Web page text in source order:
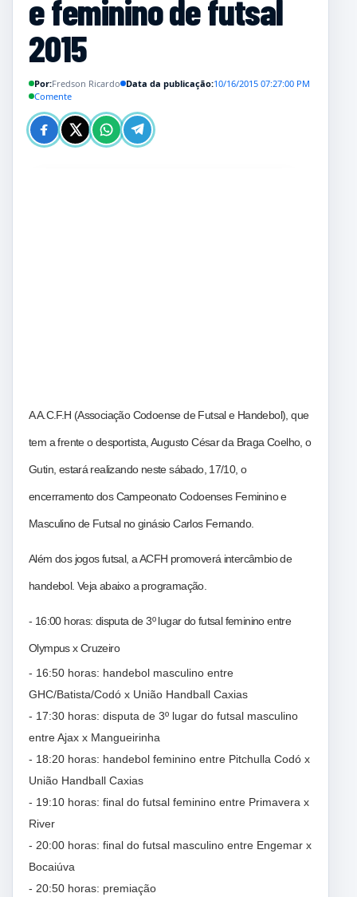
e feminino de futsal
2015
Por:Fredson Ricardo Data da publicação:10/16/2015 07:27:00 PM
Comente
A A.C.F.H (Associação Codoense de Futsal e Handebol), que
tem a frente o desportista, Augusto César da Braga Coelho, o
Gutin, estará realizando neste sábado, 17/10, o
encerramento dos Campeonato Codoenses Feminino e
Masculino de Futsal no ginásio Carlos Fernando.
Além dos jogos futsal, a ACFH promoverá intercâmbio de
handebol. Veja abaixo a programação.
- 16:00 horas: disputa de 3º lugar do futsal feminino entre
Olympus x Cruzeiro
- 16:50 horas: handebol masculino entre
GHC/Batista/Codó x União Handball Caxias
- 17:30 horas: disputa de 3º lugar do futsal masculino
entre Ajax x Mangueirinha
- 18:20 horas: handebol feminino entre Pitchulla Codó x
União Handball Caxias
- 19:10 horas: final do futsal feminino entre Primavera x
River
- 20:00 horas: final do futsal masculino entre Engemar x
Bocaiúva
- 20:50 horas: premiação